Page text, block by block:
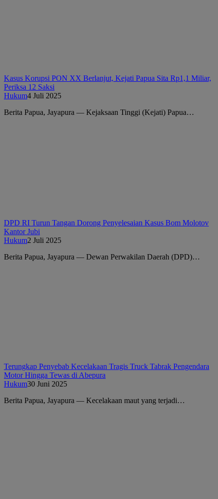
Kasus Korupsi PON XX Berlanjut, Kejati Papua Sita Rp1,1 Miliar,
Periksa 12 Saksi
Hukum4 Juli 2025
Berita Papua, Jayapura — Kejaksaan Tinggi (Kejati) Papua…
DPD RI Turun Tangan Dorong Penyelesaian Kasus Bom Molotov
Kantor Jubi
Hukum2 Juli 2025
Berita Papua, Jayapura — Dewan Perwakilan Daerah (DPD)…
Terungkap Penyebab Kecelakaan Tragis Truck Tabrak Pengendara
Motor Hingga Tewas di Abepura
Hukum30 Juni 2025
Berita Papua, Jayapura — Kecelakaan maut yang terjadi…